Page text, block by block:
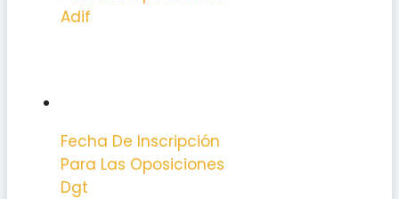
Adif
Fecha De Inscripción
Para Las Oposiciones
Dgt